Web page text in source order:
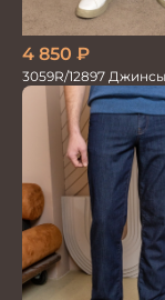
4 850 ₽
3059R/12897